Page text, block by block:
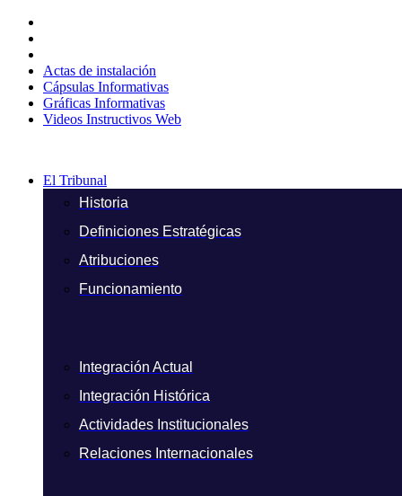
contenido
Actas de instalación
Cápsulas Informativas
Gráficas Informativas
Videos Instructivos Web
El Tribunal
Historia
Definiciones Estratégicas
Atribuciones
Funcionamiento
Integración Actual
Integración Histórica
Actividades Institucionales
Relaciones Internacionales